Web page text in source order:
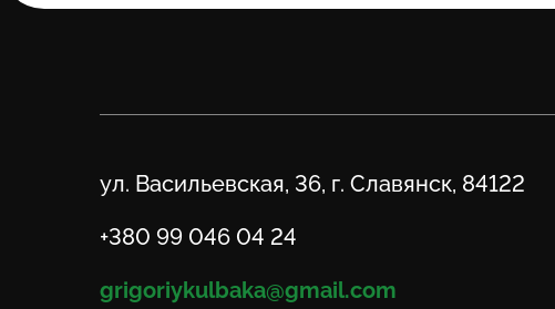
Адрес
ул. Васильевская, 36, г. Славянск, 84122
Телефон
+380 99 046 04 24
Email
grigoriykulbaka@gmail.com